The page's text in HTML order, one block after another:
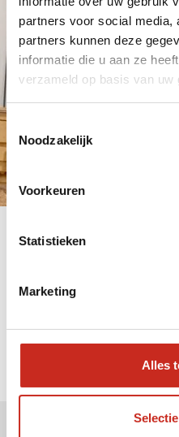
partners voor social media,
partners kunnen deze
informatie die u aan ze
verzameld op basis van
Toestemmingsselectie
Noodzakelijk
Voorkeuren
Statistieken
Marketing
Alles
Boek